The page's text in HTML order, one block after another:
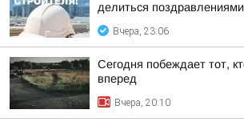
делиться
Вчера, 23:06
Сегодня побеждает тот,
вперед
Вчера, 20:10